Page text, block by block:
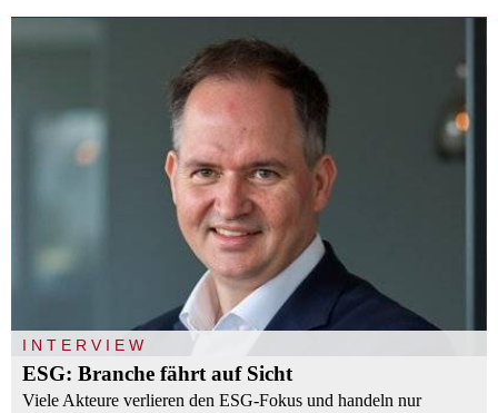
INTERVIEW
ESG: Branche fährt auf Sicht
Viele Akteure verlieren den ESG-Fokus und handeln nur